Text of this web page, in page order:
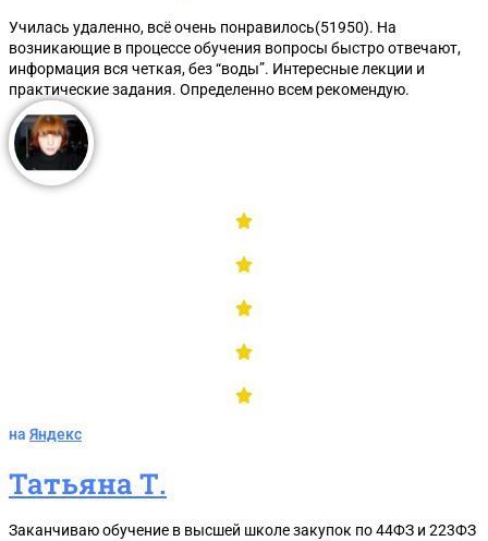
Училась удаленно, всё очень понравилось(51950). На
возникающие в процессе обучения вопросы быстро отвечают,
информация вся четкая, без “воды”. Интересные лекции и
практические задания. Определенно всем рекомендую.
на Яндекс
Татьяна Т.
Заканчиваю обучение в высшей школе закупок по 44ФЗ и 223ФЗ